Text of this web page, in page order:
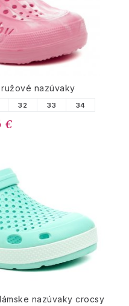
nazúvaky
32 33 34
€
nazúvaky crocsy